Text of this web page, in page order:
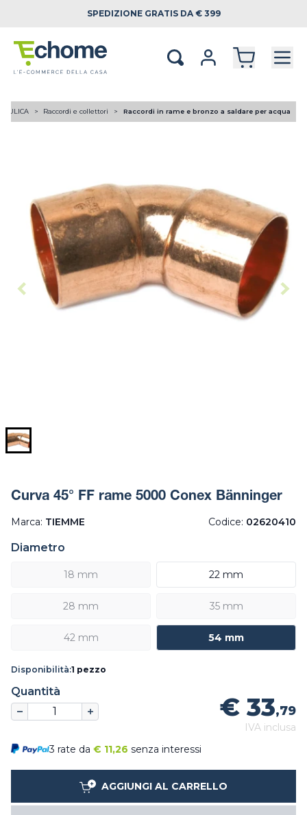
SPEDIZIONE GRATIS DA € 399
Raccordi e collettori Raccordi in rame e bronzo a saldare per acqua
Curva 45° FF rame 5000 Conex Bänninger
Marca: TIEMME Codice: 02620410
Diametro
18 mm 22 mm
28 mm 35 mm
42 mm 54 mm
Disponibilità:1 pezzo
Quantità
€ 33,79
IVA inclusa
3 rate da € 11,26 senza interessi
AGGIUNGI AL CARRELLO